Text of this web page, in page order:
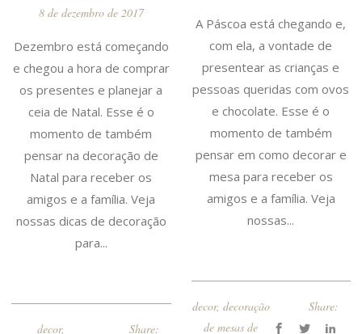
8 de dezembro de 2017
Dezembro está começando
e chegou a hora de comprar
os presentes e planejar a
ceia de Natal. Esse é o
momento de também
pensar na decoração de
Natal para receber os
amigos e a família. Veja
nossas dicas de decoração
para...
decor,
Share:
A Páscoa está chegando e,
com ela, a vontade de
presentear as crianças e
pessoas queridas com ovos
e chocolate. Esse é o
momento de também
pensar em como decorar e
mesa para receber os
amigos e a família. Veja
nossas...
decor, decoração
de mesas de
Share: